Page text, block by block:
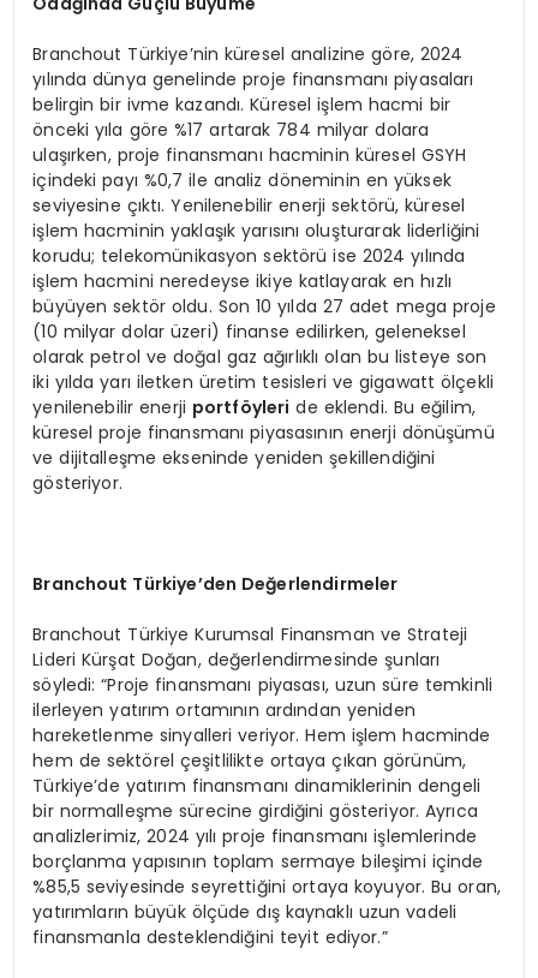
Branchout Türkiye’nin küresel analizine göre, 2024
yılında dünya genelinde proje finansmanı piyasaları
belirgin bir ivme kazandı. Küresel işlem hacmi bir
önceki yıla göre %17 artarak 784 milyar dolara
ulaşırken, proje finansmanı hacminin küresel GSYH
içindeki payı %0,7 ile analiz döneminin en yüksek
seviyesine çıktı. Yenilenebilir enerji sektörü, küresel
işlem hacminin yaklaşık yarısını oluşturarak liderliğini
korudu; telekomünikasyon sektörü ise 2024 yılında
işlem hacmini neredeyse ikiye katlayarak en hızlı
büyüyen sektör oldu. Son 10 yılda 27 adet mega proje
(10 milyar dolar üzeri) finanse edilirken, geleneksel
olarak petrol ve doğal gaz ağırlıklı olan bu listeye son
iki yılda yarı iletken üretim tesisleri ve gigawatt ölçekli
yenilenebilir enerji portföyleri de eklendi. Bu eğilim,
küresel proje finansmanı piyasasının enerji dönüşümü
ve dijitalleşme ekseninde yeniden şekillendiğini
gösteriyor.
Branchout Türkiye’den Değerlendirmeler
Branchout Türkiye Kurumsal Finansman ve Strateji
Lideri Kürşat Doğan, değerlendirmesinde şunları
söyledi: “Proje finansmanı piyasası, uzun süre temkinli
ilerleyen yatırım ortamının ardından yeniden
hareketlenme sinyalleri veriyor. Hem işlem hacminde
hem de sektörel çeşitlilikte ortaya çıkan görünüm,
Türkiye’de yatırım finansmanı dinamiklerinin dengeli
bir normalleşme sürecine girdiğini gösteriyor. Ayrıca
analizlerimiz, 2024 yılı proje finansmanı işlemlerinde
borçlanma yapısının toplam sermaye bileşimi içinde
%85,5 seviyesinde seyrettiğini ortaya koyuyor. Bu oran,
yatırımların büyük ölçüde dış kaynaklı uzun vadeli
finansmanla desteklendiğini teyit ediyor.”